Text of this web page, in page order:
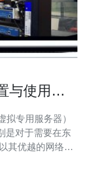
与使用技
专用服务器）
是对于需要在东
其优越的网络性
您的网络体验。